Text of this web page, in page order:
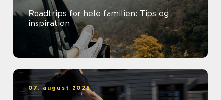
Roadtrips for hele familien: Tips og
inspiration
07. august 2025